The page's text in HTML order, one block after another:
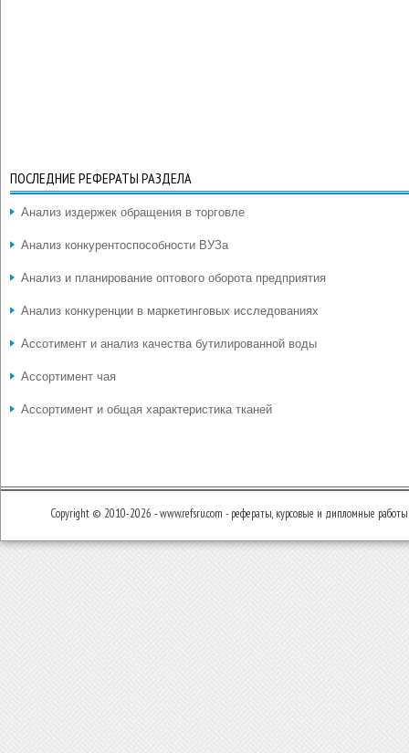
ПОСЛЕДНИЕ РЕФЕРАТЫ РАЗДЕЛА
Анализ издержек обращения в торговле
Анализ конкурентоспособности ВУЗа
Анализ и планирование оптового оборота предприятия
Анализ конкуренции в маркетинговых исследованиях
Ассотимент и анализ качества бутилированной воды
Ассортимент чая
Ассортимент и общая характеристика тканей
Copyright © 2010-2026 - www.refsru.com - рефераты, курсовые и дипломные работы